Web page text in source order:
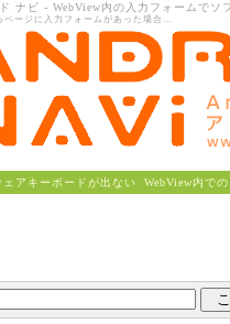
ナビ - WebView内の入力フォームでソ
ージに入力フォームがあった場合...
アキーボードが出ない WebView内で